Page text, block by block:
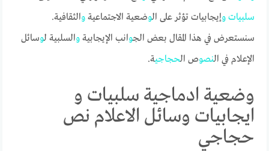
سلبيات وإيجابيات تؤثر على الوضعية الاجتماعيةوالثقافية.
سنستعرض في هذا المقال بعض الجوانب الإيجابيةوالسلبية لوسائل
الإعلام في النصوص الحجاجية.
وضعية ادماجية سلبيات و
ايجابيات وسائل الاعلام نص
حجاجي